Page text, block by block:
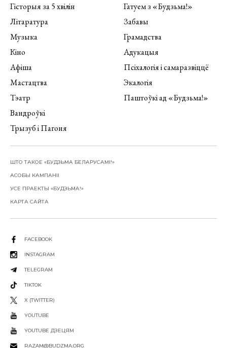
Гісторыя за 5 хвілін
Літаратура
Музыка
Кіно
Афіша
Мастацтва
Тэатр
Вандроўкі
Трызуб і Пагоня
Гатуем з «Будзьма!»
Забавы
Грамадства
Адукацыя
Псіхалогія і самаразвіццё
Экалогія
Паштоўкі ад «Будзьма!»
ШТО ТАКОЕ «БУДЗЬМА БЕЛАРУСАМІ!»
АСОБЫ КАМПАНІІ
УСЕ ПРАЕКТЫ «БУДЗЬМА!»
КАРТА САЙТА
FACEBOOK
INSTAGRAM
TELEGRAM
TIKTOK
X (TWITTER)
YOUTUBE
YOUTUBE ДЗЕЦЯМ
RAZAM@BUDZMA.ORG